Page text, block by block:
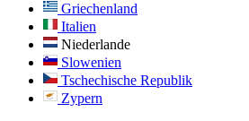
Griechenland
Italien
Niederlande
Slowenien
Tschechische Republik
Zypern